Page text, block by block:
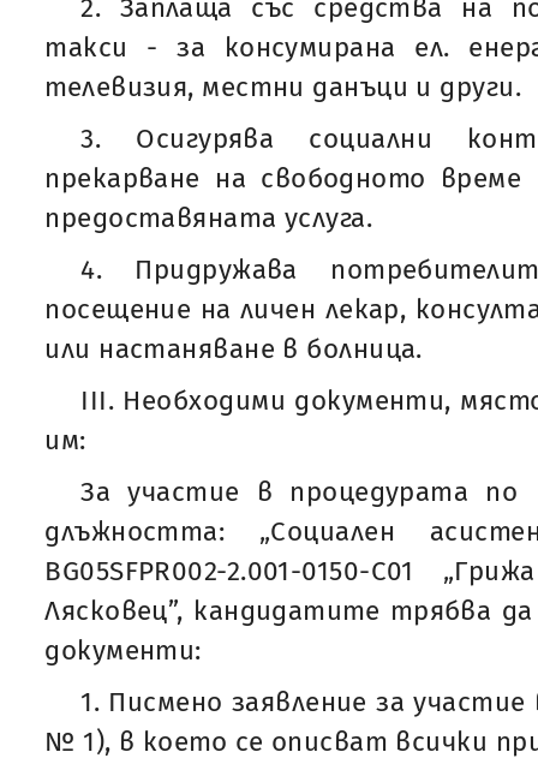
2. Заплаща със средства на
такси - за консумирана ел.
телевизия, местни данъци и други.
3. Осигурява социални
прекарване на свободното
предоставяната услуга.
4. Придружава
посещение на личен лекар,
или настаняване в болница.
ІІI. Необходими документи,
им:
За участие в процедурата по
длъжността: „Социален
BG05SFPR002-2.001-0150-С01
Лясковец”, кандидатите трябва
документи:
1. Писмено заявление за
№ 1), в което се описват всички